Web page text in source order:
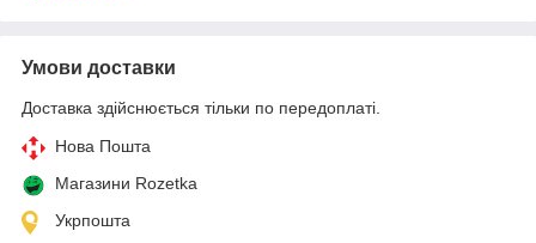
Умови доставки
Доставка здійснюється тільки по передоплаті.
Нова Пошта
Магазини Rozetka
Укрпошта